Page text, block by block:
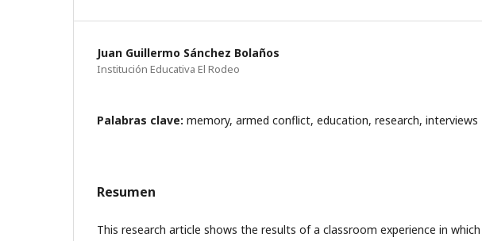
Juan Guillermo Sánchez Bolaños
Institución Educativa El Rodeo
Palabras clave: memory, armed conflict, education, research, interviews
Resumen
This research article shows the results of a classroom experience in which